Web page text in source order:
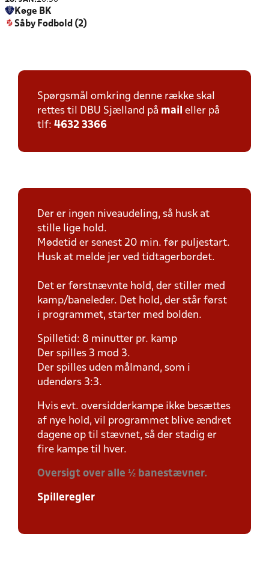
Køge BK
Såby Fodbold (2)
Spørgsmål omkring denne række skal
rettes til DBU Sjælland på mail eller på
tlf: 4632 3366
Der er ingen niveaudeling, så husk at
stille lige hold.
Mødetid er senest 20 min. før puljestart.
Husk at melde jer ved tidtagerbordet.
Det er førstnævnte hold, der stiller med
kamp/baneleder. Det hold, der står først
i programmet, starter med bolden.
Spilletid: 8 minutter pr. kamp
Der spilles 3 mod 3.
Der spilles uden målmand, som i
udendørs 3:3.
Hvis evt. oversidderkampe ikke besættes
af nye hold, vil programmet blive ændret
dagene op til stævnet, så der stadig er
fire kampe til hver.
Oversigt over alle ½ banestævner.
Spilleregler